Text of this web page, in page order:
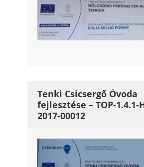
Tenki Csicsergő Óvoda
fejlesztése – TOP-1.4.1-
2017-00012